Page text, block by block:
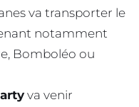
va transporter le
notamment
Bomboléo ou
va venir